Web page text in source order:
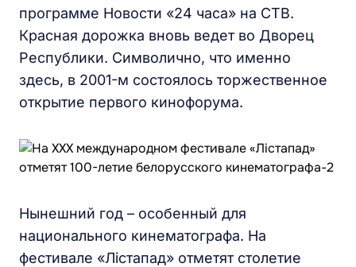
программе Новости «24 часа» на СТВ.
Красная дорожка вновь ведет во Дворец
Республики. Символично, что именно
здесь, в 2001-м состоялось торжественное
открытие первого кинофорума.
Нынешний год – особенный для
национального кинематографа. На
фестивале «Лістапад» отметят столетие